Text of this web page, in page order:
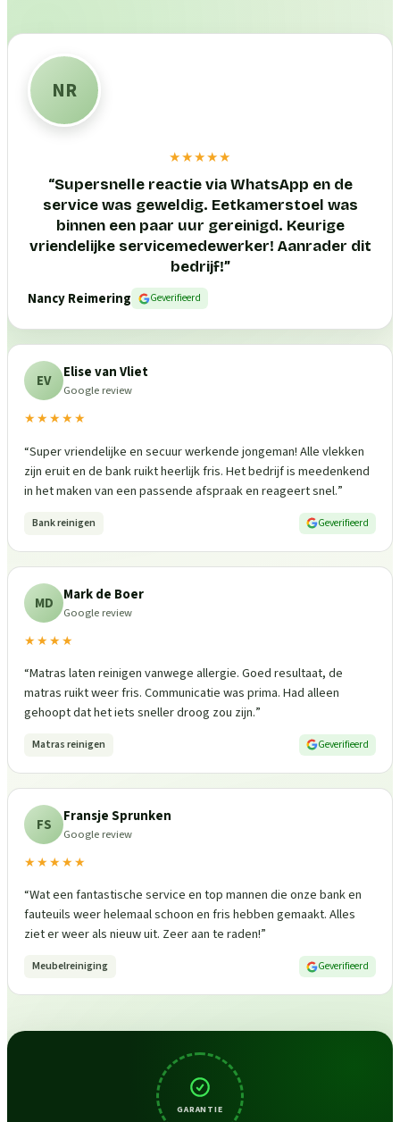
NR
★★★★★
“Supersnelle reactie via WhatsApp en de
service was geweldig. Eetkamerstoel was
binnen een paar uur gereinigd. Keurige
vriendelijke servicemedewerker! Aanrader dit
bedrijf!”
Nancy Reimering
Geverifieerd
EV Elise van Vliet
Google review
★★★★★
“Super vriendelijke en secuur werkende jongeman! Alle vlekken
zijn eruit en de bank ruikt heerlijk fris. Het bedrijf is meedenkend
in het maken van een passende afspraak en reageert snel.”
Bank reinigen Geverifieerd
MD Mark de Boer
Google review
★★★★
“Matras laten reinigen vanwege allergie. Goed resultaat, de
matras ruikt weer fris. Communicatie was prima. Had alleen
gehoopt dat het iets sneller droog zou zijn.”
Matras reinigen Geverifieerd
FS Fransje Sprunken
Google review
★★★★★
“Wat een fantastische service en top mannen die onze bank en
fauteuils weer helemaal schoon en fris hebben gemaakt. Alles
ziet er weer als nieuw uit. Zeer aan te raden!”
Meubelreiniging Geverifieerd
GARANTIE